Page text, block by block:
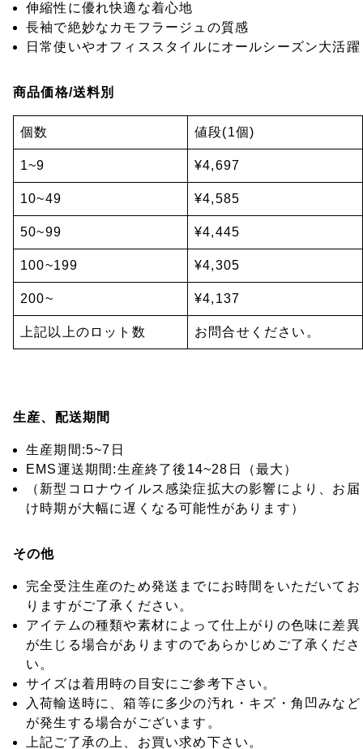
伸縮性に優れ快適な着心地
長袖で絶妙なカモフラージュの質感
日常使いやオフィススタイルにオールシーズン大活躍
商品価格/送料別
個数 値段(1個)
1~9 ¥4,697
10~49 ¥4,585
50~99 ¥4,445
100~199 ¥4,305
200~ ¥4,137
上記以上のロット数 お問合せください。
生産、配送期間
生産期間:5~7日
EMS運送期間:生産終了後14~28日（最大）
（新型コロナウイルス感染症拡大の影響により、お届
け時期が大幅に遅くなる可能性があります）
その他
完全受注生産のため発送までにお時間をいただいてお
りますがご了承ください。
アイテムの種類や素材によって仕上がりの色味に差異
が生じる場合がありますのであらかじめご了承くださ
い。
サイズは着用時の目安にご参考下さい。
入荷輸送時に、箱等に多少の汚れ・キズ・角凹みなど
が発生する場合がございます。
上記ご了承の上、お買い求め下さい。